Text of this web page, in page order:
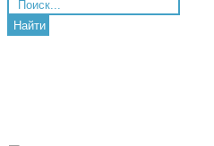
Найти